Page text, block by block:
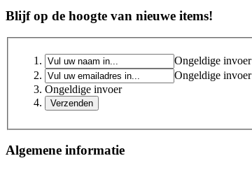
Blijf op de hoogte van nieuwe items!
Ongeldige invoer
Ongeldige invoer
Ongeldige invoer
Algemene informatie